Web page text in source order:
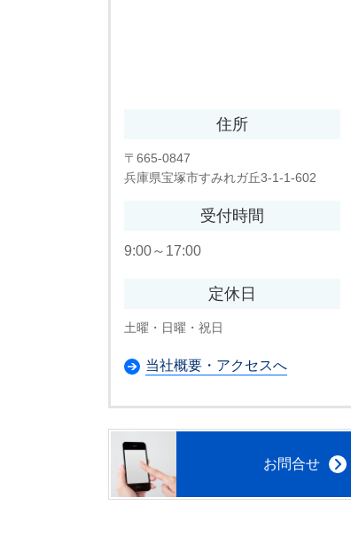
住所
〒665-0847
兵庫県宝塚市すみれガ丘3-1-1-602
受付時間
9:00～17:00
定休日
土曜・日曜・祝日
当社概要・アクセスへ
お問合せ